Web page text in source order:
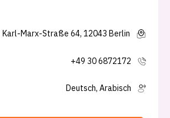
Karl-Marx-Straße 64, 12043 Berlin
+49 30 6872172
Deutsch, Arabisch